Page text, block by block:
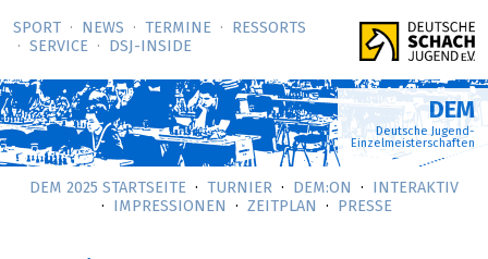
SPORT NEWS TERMINE
RESSORTS
SERVICE
DSJ-­INSIDE
DEM
Deutsche Jugend-
Einzelmeisterschaften
DEM 2025 STARTSEITE TURNIER DEM:ON
INTERAKTIV
IMPRESSIONEN
ZEITPLAN PRESSE